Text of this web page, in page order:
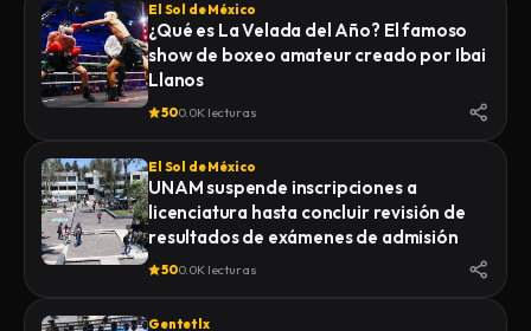
El Sol de México
¿Qué es La Velada del Año? El famoso
show de boxeo amateur creado por Ibai
Llanos
500.0K lecturas
El Sol de México
UNAM suspende inscripciones a
licenciatura hasta concluir revisión de
resultados de exámenes de admisión
500.0K lecturas
Gentetlx